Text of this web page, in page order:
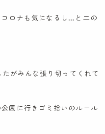
ロナも気になるし…と二の
がみんな張り切ってくれて
園に行きゴミ拾いのルール